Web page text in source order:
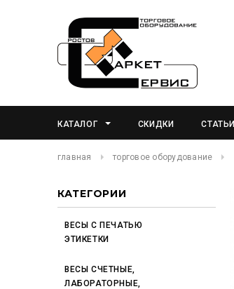
КАТАЛОГ СКИДКИ СТАТЬИ
главная торговое оборудование
КАТЕГОРИИ
ВЕСЫ С ПЕЧАТЬЮ
ЭТИКЕТКИ
ВЕСЫ СЧЕТНЫЕ,
ЛАБОРАТОРНЫЕ,